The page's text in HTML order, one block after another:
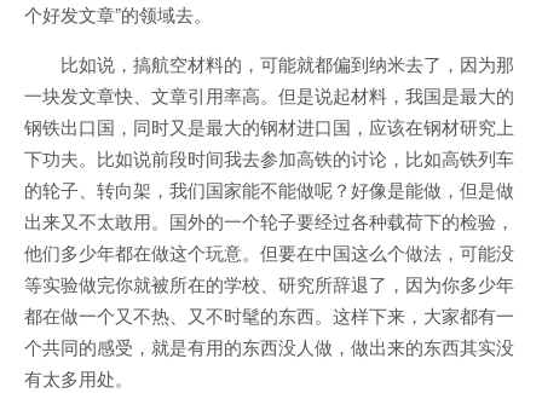
个好发文章”的领域去。
比如说，搞航空材料的，可能就都偏到纳米去了，因为那
一块发文章快、文章引用率高。但是说起材料，我国是最大的
钢铁出口国，同时又是最大的钢材进口国，应该在钢材研究上
下功夫。比如说前段时间我去参加高铁的讨论，比如高铁列车
的轮子、转向架，我们国家能不能做呢？好像是能做，但是做
出来又不太敢用。国外的一个轮子要经过各种载荷下的检验，
他们多少年都在做这个玩意。但要在中国这么个做法，可能没
等实验做完你就被所在的学校、研究所辞退了，因为你多少年
都在做一个又不热、又不时髦的东西。这样下来，大家都有一
个共同的感受，就是有用的东西没人做，做出来的东西其实没
有太多用处。